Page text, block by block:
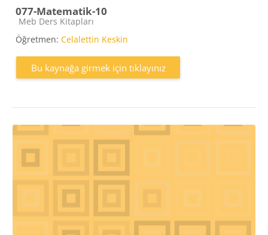
077-Matematik-10
Kaynak kategorisi
Meb Ders Kitapları
Öğretmen: Celalettin Keskin
Bu kaynağa girmek için tıklayınız